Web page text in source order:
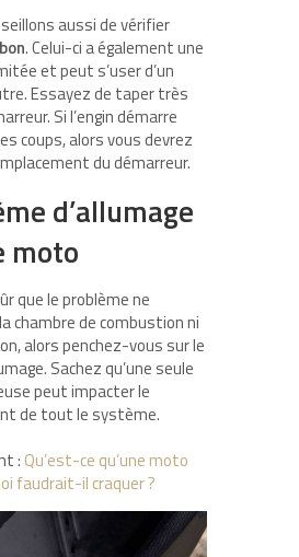
aussi de vérifier
. Celui-ci a également une
et peut s’user d’un
Essayez de taper très
Si l’engin démarre
coups, alors vous devrez
du démarreur.
d’allumage
moto
que le problème ne
chambre de combustion ni
alors penchez-vous sur le
Sachez qu’une seule
peut impacter le
de tout le système.
: Qu’est-ce qu’une moto
faudrait-il craquer ?